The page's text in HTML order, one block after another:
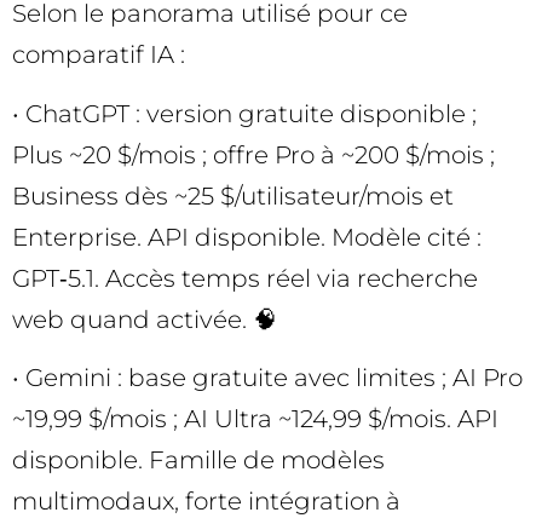
Selon le panorama utilisé pour ce
comparatif IA :
• ChatGPT : version gratuite disponible ;
Plus ~20 $/mois ; offre Pro à ~200 $/mois ;
Business dès ~25 $/utilisateur/mois et
Enterprise. API disponible. Modèle cité :
GPT‑5.1. Accès temps réel via recherche
web quand activée. 🧠
• Gemini : base gratuite avec limites ; AI Pro
~19,99 $/mois ; AI Ultra ~124,99 $/mois. API
disponible. Famille de modèles
multimodaux, forte intégration à